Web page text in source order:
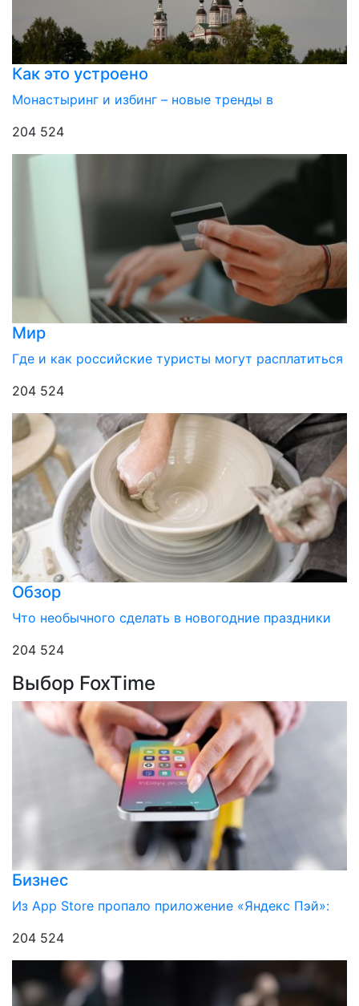
Как это устроено
Монастыринг и избинг – новые тренды в
204 524
Мир
Где и как российские туристы могут расплатиться
204 524
Обзор
Что необычного сделать в новогодние праздники
204 524
Выбор FoxTime
Бизнес
Из App Store пропало приложение «Яндекс Пэй»:
204 524